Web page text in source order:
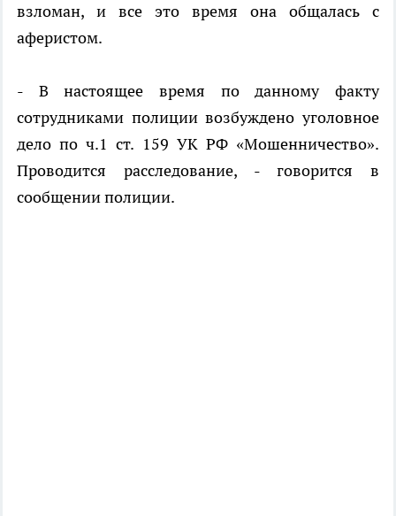
взломан, и все это время она общалась с
аферистом.
- В настоящее время по данному факту
сотрудниками полиции возбуждено уголовное
дело по ч.1 ст. 159 УК РФ «Мошенничество».
Проводится расследование, - говорится в
сообщении полиции.